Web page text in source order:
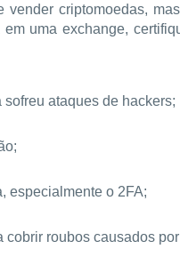
criptomoedas,
uma exchange,
ataques de hackers;
especialmente o 2FA;
roubos causados